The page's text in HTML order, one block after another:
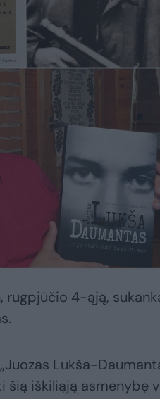
rugpjūčio 4-ąją,
Lukša-
šią iškiliąją asmenybę